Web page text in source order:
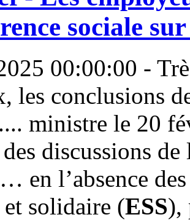
sociale
00:00:00 -
les conclusions
ministre le 20
discussions
en l’absence
et solidaire (ESS),